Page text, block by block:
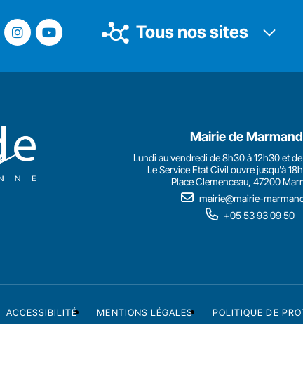
Tous nos sites
Mairie de
Lundi au vendredi de 8h30 à 12h30 et
Le Service Etat Civil ouvre jusqu'à
Place Clemenceau, 47200
mairie@mairie-
+05 53 93 09 50
ACCESSIBILITÉ MENTIONS LÉGALES POLITIQUE DE